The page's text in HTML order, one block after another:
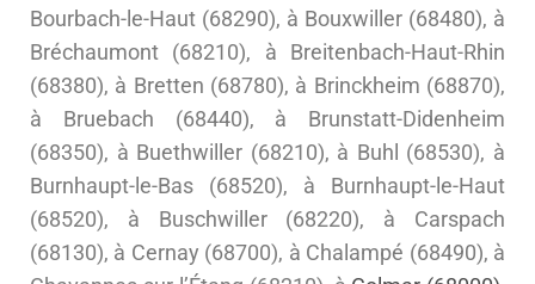
Bourbach-le-Haut (68290), à Bouxwiller (68480), à
Bréchaumont (68210), à Breitenbach-Haut-Rhin
(68380), à Bretten (68780), à Brinckheim (68870),
à Bruebach (68440), à Brunstatt-Didenheim
(68350), à Buethwiller (68210), à Buhl (68530), à
Burnhaupt-le-Bas (68520), à Burnhaupt-le-Haut
(68520), à Buschwiller (68220), à Carspach
(68130), à Cernay (68700), à Chalampé (68490), à